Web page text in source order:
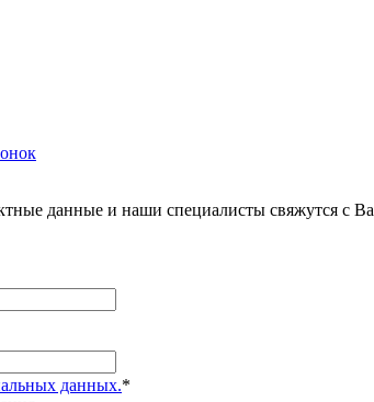
данные и наши специалисты свяжутся с
данных.*